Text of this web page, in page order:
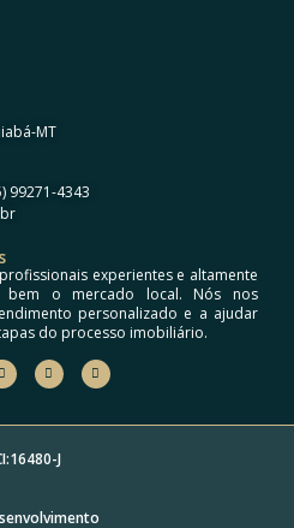
MT
99271-4343
experientes e altamente
bem o mercado local. Nós nos
personalizado e a ajudar
do processo imobiliário.
16480-J